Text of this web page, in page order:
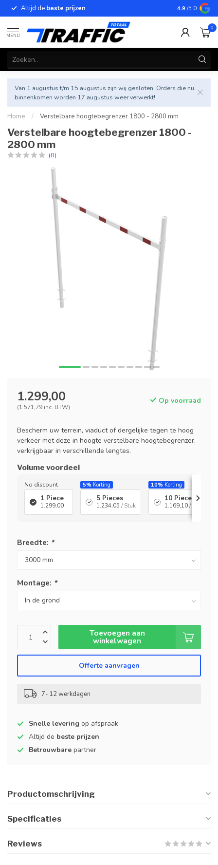
Altijd de beste prijzen Betrouwbare
4.9 /5.0
MENU
0
Van 1 augustus t/m 15 augustus zijn wij gesloten. Orders die nu
binnenkomen worden 17 augustus weer verwerkt!
Home / Verstelbare hoogtebegrenzer 1800 - 2800 mm
Verstelbare hoogtebegrenzer 1800 -
2800 mm
(0)
1.299,00
(1.571,79 inc. BTW)
Op voorraad
Bescherm uw terrein, viaduct of dergelijke tegen te hoog
verkeer met deze in hoogte verstelbare hoogtebegrenzer.
verkrijgbaar in verschillende lengtes.
Volume voordeel
No discount
1 Piece
1.299,00
5% Korting
5 Pieces
1.234,05 / Stuk
10% Korting
10 Pieces
1.169,10/ Stuk
Breedte: *
Montage: *
Toevoegen aan
winkelwagen
Offerte aanvragen
7- 12 werkdagen
Snelle levering op afspraak
Altijd de beste prijzen
Betrouwbare partner
Productomschrijving
Specificaties
Reviews